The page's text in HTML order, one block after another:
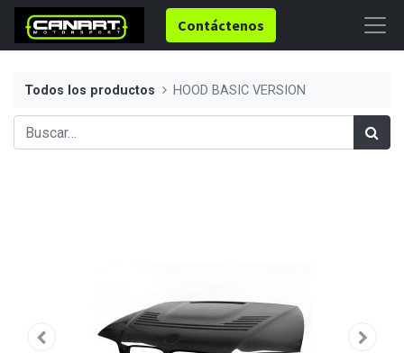
Contáctenos
Todos los productos HOOD BASIC VERSION